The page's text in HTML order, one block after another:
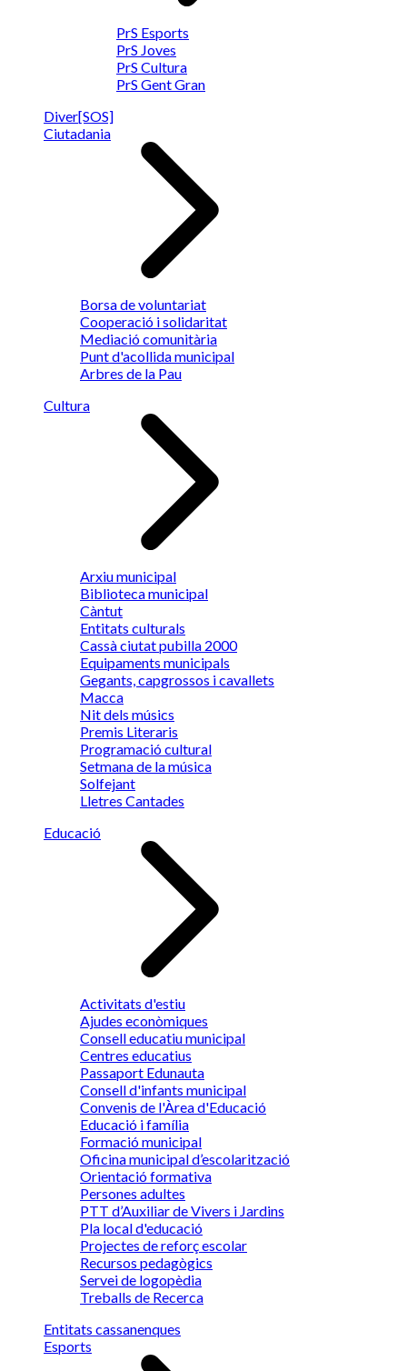
PrS Esports
PrS Joves
PrS Cultura
PrS Gent Gran
Diver[SOS]
Ciutadania
Borsa de voluntariat
Cooperació i solidaritat
Mediació comunitària
Punt d'acollida municipal
Arbres de la Pau
Cultura
Arxiu municipal
Biblioteca municipal
Càntut
Entitats culturals
Cassà ciutat pubilla 2000
Equipaments municipals
Gegants, capgrossos i cavallets
Macca
Nit dels músics
Premis Literaris
Programació cultural
Setmana de la música
Solfejant
Lletres Cantades
Educació
Activitats d'estiu
Ajudes econòmiques
Consell educatiu municipal
Centres educatius
Passaport Edunauta
Consell d'infants municipal
Convenis de l'Àrea d'Educació
Educació i família
Formació municipal
Oficina municipal d’escolarització
Orientació formativa
Persones adultes
PTT d’Auxiliar de Vivers i Jardins
Pla local d'educació
Projectes de reforç escolar
Recursos pedagògics
Servei de logopèdia
Treballs de Recerca
Entitats cassanenques
Esports